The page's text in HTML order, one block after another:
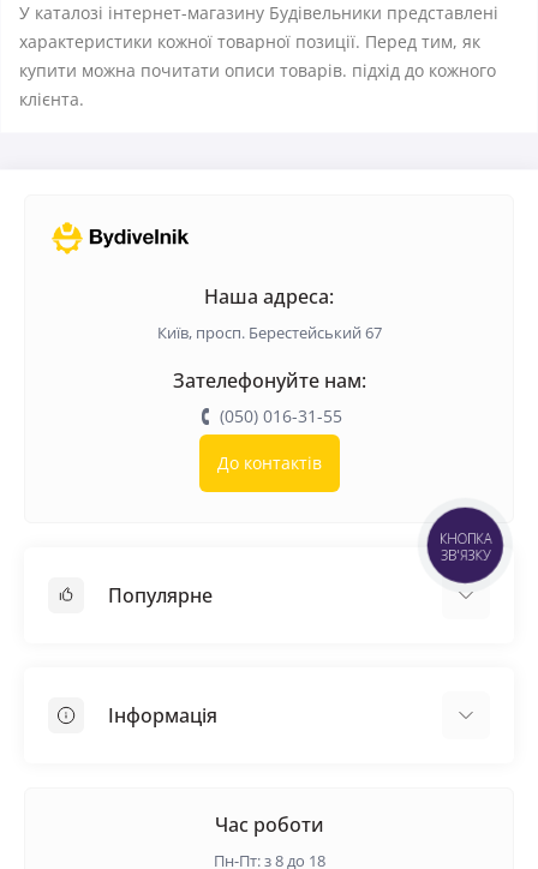
У каталозі інтернет-магазину Будівельники представлені
характеристики кожної товарної позиції. Перед тим, як
купити можна почитати описи товарів. підхід до кожного
клієнта.
Наша адреса:
Київ, просп. Берестейський 67
Зателефонуйте нам:
(050) 016-31-55
До контактів
Популярне
Самовирівнююча суміш
Інформація
Час роботи
Пн-Пт: з 8 до 18
КНОПКА
ЗВ'ЯЗКУ